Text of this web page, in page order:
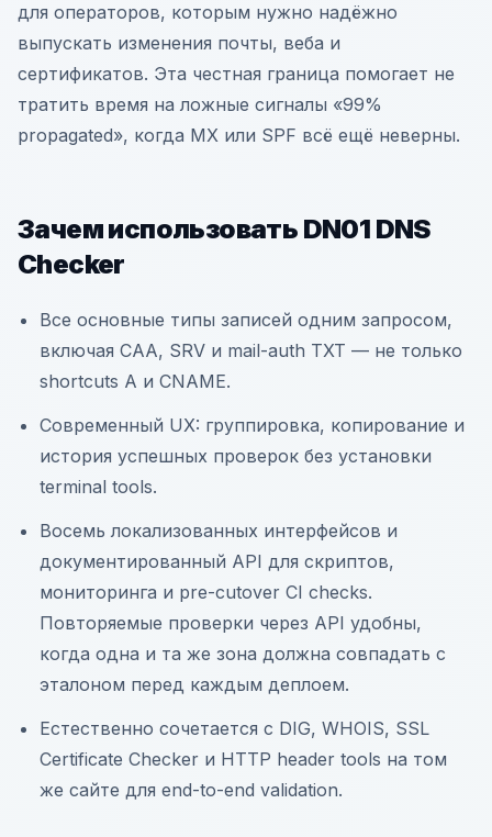
для операторов, которым нужно надёжно
выпускать изменения почты, веба и
сертификатов. Эта честная граница помогает не
тратить время на ложные сигналы «99%
propagated», когда MX или SPF всё ещё неверны.
Зачем использовать DN01 DNS
Checker
Все основные типы записей одним запросом,
включая CAA, SRV и mail-auth TXT — не только
shortcuts A и CNAME.
Современный UX: группировка, копирование и
история успешных проверок без установки
terminal tools.
Восемь локализованных интерфейсов и
документированный API для скриптов,
мониторинга и pre-cutover CI checks.
Повторяемые проверки через API удобны,
когда одна и та же зона должна совпадать с
эталоном перед каждым деплоем.
Естественно сочетается с DIG, WHOIS, SSL
Certificate Checker и HTTP header tools на том
же сайте для end-to-end validation.